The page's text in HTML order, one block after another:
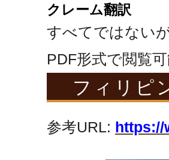
クレーム翻訳
すべてではない
PDF形式で閲覧
フィリピ
参考URL: https://